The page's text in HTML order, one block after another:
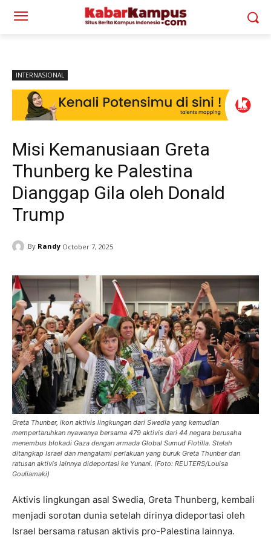
INTERNASIONAL
Misi Kemanusiaan Greta
Thunberg ke Palestina
Dianggap Gila oleh Donald
Trump
By Randy October 7, 2025
Greta Thunber, ikon aktivis lingkungan dari Swedia yang kemudian
mempertaruhkan nyawanya bersama 479 aktivis dari 44 negara berusaha
menembus blokadi Gaza dengan armada Global Sumud Flotilla. Stelah
ditangkap Israel dan mengalami perlakuan yang buruk Greta Thunber dan
ratusan aktivis lainnya dideportasi ke Yunani. (Foto: REUTERS/Louisa
Gouliamaki)
Aktivis lingkungan asal Swedia, Greta Thunberg, kembali
menjadi sorotan dunia setelah dirinya dideportasi oleh
Israel bersama ratusan aktivis pro-Palestina lainnya.